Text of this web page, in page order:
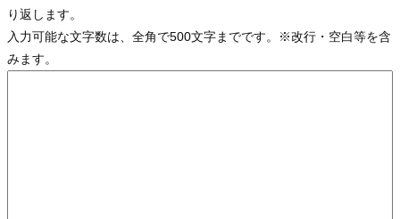
り返します。
入力可能な文字数は、全角で500文字までです。※改行・空白等を含
みます。